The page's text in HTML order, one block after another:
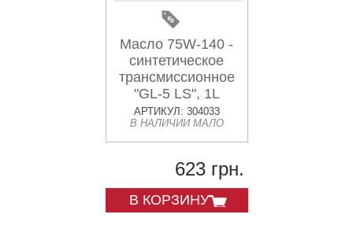
Масло 75W-140 -
синтетическое
трансмиссионное
"GL-5 LS", 1L
АРТИКУЛ: 304033
В НАЛИЧИИ МАЛО
623 грн.
В КОРЗИНУ